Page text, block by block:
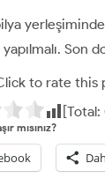
Son
to rate this
[Total:
mısınız?